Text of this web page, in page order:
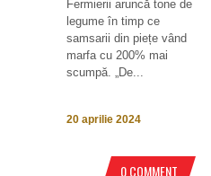
Fermierii aruncă tone de
legume în timp ce
samsarii din piețe vând
marfa cu 200% mai
scumpă. „De...
20 aprilie 2024
0 COMMENT